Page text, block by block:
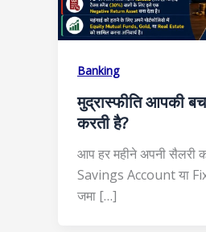
Banking
मुद्रास्फीति आपकी
करती है?
आप हर महीने अपनी सैलरी
Savings Account या
जमा […]